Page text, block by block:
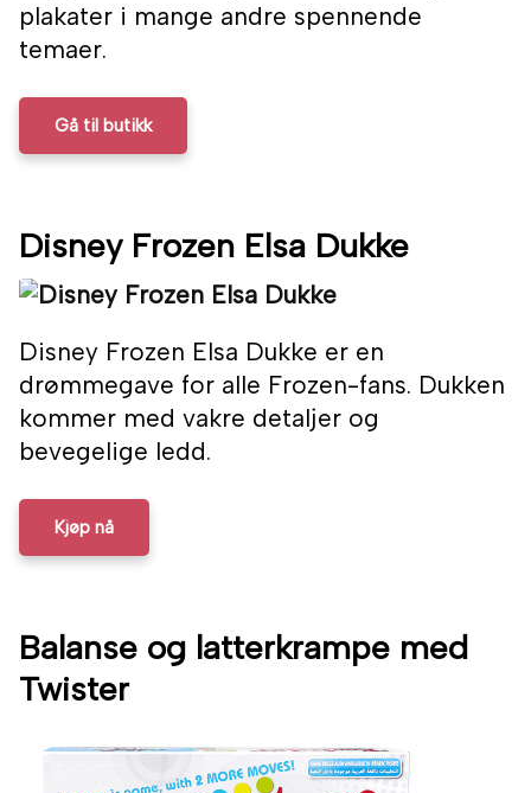
plakater i mange andre spennende
temaer.
Gå til butikk
Disney Frozen Elsa Dukke
Disney Frozen Elsa Dukke er en
drømmegave for alle Frozen-fans. Dukken
kommer med vakre detaljer og
bevegelige ledd.
Kjøp nå
Balanse og latterkrampe med
Twister